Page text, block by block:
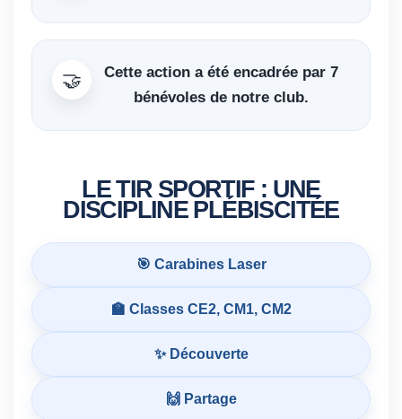
🤝 Cette action a été encadrée par 7
bénévolesde notre club.
LE TIR SPORTIF : UNE
DISCIPLINE PLÉBISCITÉE
🎯 Carabines Laser
🏫 Classes CE2, CM1, CM2
✨ Découverte
🙌 Partage